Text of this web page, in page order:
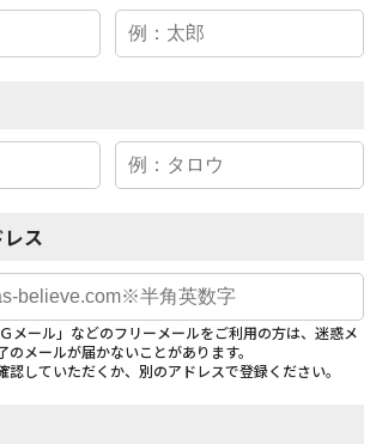
ス
メール」などのフリーメールをご利用の方は、迷惑メ
メールが届かないことがあります。
していただくか、別のアドレスで登録ください。